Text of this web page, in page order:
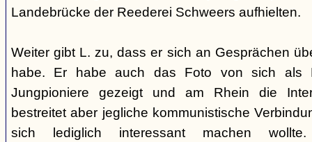
Landebrücke der Reederei Schweers aufhielten.
Weiter gibt L. zu, dass er sich an Gesprächen
habe. Er habe auch das Foto von sich als
Jungpioniere gezeigt und am Rhein die
bestreitet aber jegliche kommunistische
sich lediglich interessant machen